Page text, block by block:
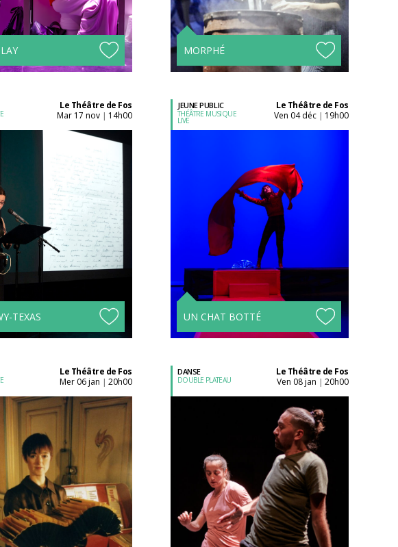
Tarifs avantageux à
partir de 4 spectacles !
MORPHÉ
Tarifs avantageux à
partir de 4 spectacles !
Le Théâtre de Fos
mar 17 nov
14h00
TEXAS
Acheter son billet à
partir de 4 spectacles !
JEUNE PUBLIC
THÉÂTRE MUSIQUE
LIVE
Le Théâtre de Fos
ven 04 déc
19h00
UN CHAT BOTTÉ
Acheter son billet à
l'unité
Tarifs avantageux à
partir de 4 spectacles !
Le Théâtre de Fos
mer 06 jan
20h00
Acheter son billet à
l'unité
DANSE
DOUBLE PLATEAU
Le Théâtre de Fos
ven 08 jan
20h00
Acheter son billet à
l'unité